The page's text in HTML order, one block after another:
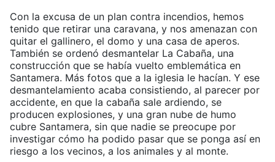
Con la excusa de un plan contra incendios, hemos
tenido que retirar una caravana, y nos amenazan con
quitar el gallinero, el domo y una casa de aperos.
También se ordenó desmantelar La Cabaña, una
construcción que se había vuelto emblemática en
Santamera. Más fotos que a la iglesia le hacían. Y ese
desmantelamiento acaba consistiendo, al parecer por
accidente, en que la cabaña sale ardiendo, se
producen explosiones, y una gran nube de humo
cubre Santamera, sin que nadie se preocupe por
investigar cómo ha podido pasar que se ponga así en
riesgo a los vecinos, a los animales y al monte.